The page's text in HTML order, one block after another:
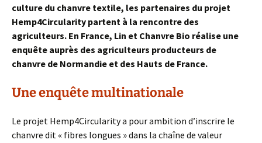
culture du chanvre textile, les partenaires du projet
Hemp4Circularity partent à la rencontre des
agriculteurs. En France, Lin et Chanvre Bio réalise une
enquête auprès des agriculteurs producteurs de
chanvre de Normandie et des Hauts de France.
Une enquête multinationale
Le projet Hemp4Circularity a pour ambition d’inscrire le
chanvre dit « fibres longues » dans la chaîne de valeur